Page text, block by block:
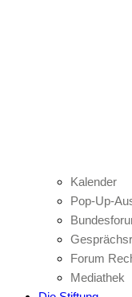
Kalender
Pop-Up-
Forum
Mediathek